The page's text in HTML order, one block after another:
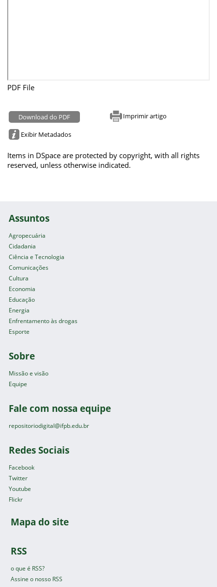
PDF File
Download do PDF Imprimir artigo
Exibir Metadados
Items in DSpace are protected by copyright, with all rights
reserved, unless otherwise indicated.
Assuntos
Agropecuária
Cidadania
Ciência e Tecnologia
Comunicações
Cultura
Economia
Educação
Energia
Enfrentamento às drogas
Esporte
Sobre
Missão e visão
Equipe
Fale com nossa equipe
repositoriodigital@ifpb.edu.br
Redes Sociais
Facebook
Twitter
Youtube
Flickr
Mapa do site
RSS
o que é RSS?
Assine o nosso RSS